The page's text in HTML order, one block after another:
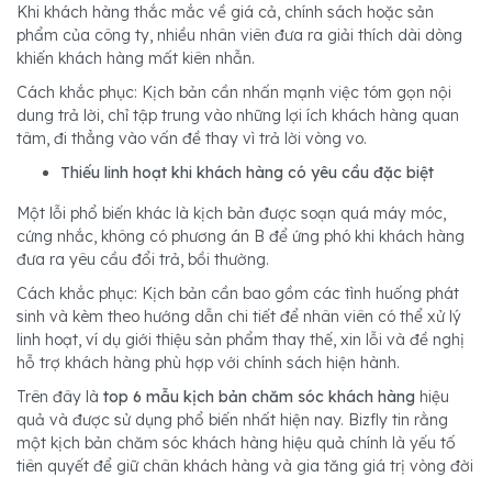
Khi khách hàng thắc mắc về giá cả, chính sách hoặc sản
phẩm của công ty, nhiều nhân viên đưa ra giải thích dài dòng
khiến khách hàng mất kiên nhẫn.
Cách khắc phục: Kịch bản cần nhấn mạnh việc tóm gọn nội
dung trả lời, chỉ tập trung vào những lợi ích khách hàng quan
tâm, đi thẳng vào vấn đề thay vì trả lời vòng vo.
Thiếu linh hoạt khi khách hàng có yêu cầu đặc biệt
Một lỗi phổ biến khác là kịch bản được soạn quá máy móc,
cứng nhắc, không có phương án B để ứng phó khi khách hàng
đưa ra yêu cầu đổi trả, bồi thường.
Cách khắc phục: Kịch bản cần bao gồm các tình huống phát
sinh và kèm theo hướng dẫn chi tiết để nhân viên có thể xử lý
linh hoạt, ví dụ giới thiệu sản phẩm thay thế, xin lỗi và đề nghị
hỗ trợ khách hàng phù hợp với chính sách hiện hành.
Trên đây là top 6 mẫu kịch bản chăm sóc khách hàng hiệu
quả và được sử dụng phổ biến nhất hiện nay. Bizfly tin rằng
một kịch bản chăm sóc khách hàng hiệu quả chính là yếu tố
tiên quyết để giữ chân khách hàng và gia tăng giá trị vòng đời